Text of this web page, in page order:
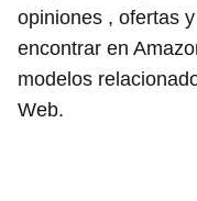
opiniones , ofertas
encontrar en
modelos
Web.